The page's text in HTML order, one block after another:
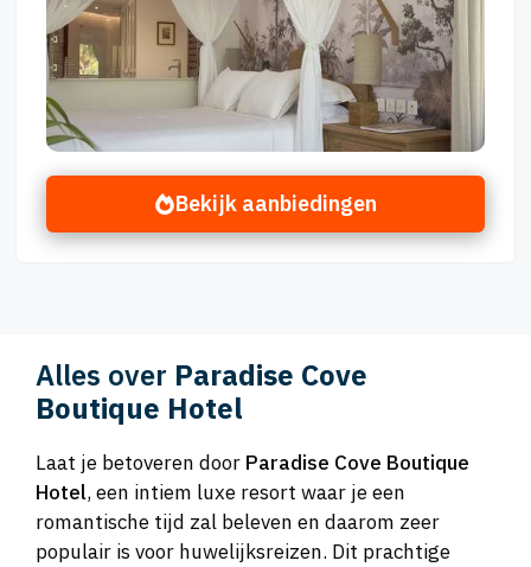
Bekijk aanbiedingen
Alles over Paradise Cove
Boutique Hotel
Laat je betoveren door Paradise Cove Boutique
Hotel, een intiem luxe resort waar je een
romantische tijd zal beleven en daarom zeer
populair is voor huwelijksreizen. Dit prachtige